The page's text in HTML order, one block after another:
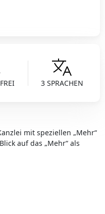
3 SPRACHEN
mit speziellen „Mehr“
auf das „Mehr“ als